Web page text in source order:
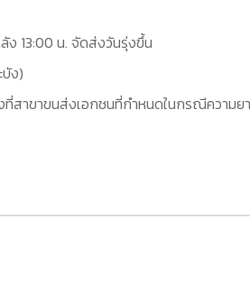
ง 13:00 น. จัดส่งวันรุ่งขึ้น
ง)
สาขาขนส่งเอกชนที่กำหนดในกรณีความ